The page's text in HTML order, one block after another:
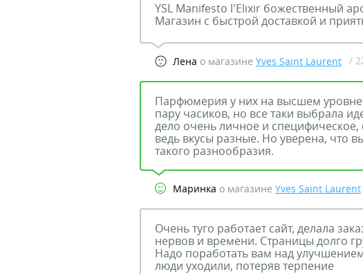
YSL Manifesto l'Elixir божественный
Магазин с быстрой доставкой и
Лена о магазине Yves Saint Laurent /
Парфюмерия у них на высшем
пару часиков, но все таки выбрала
дело очень личное и
ведь вкусы разные. Но уверена, что
такого разнообразия.
Маринка о магазине Yves Saint Laurent
Очень туго работает сайт, делала
нервов и времени. Страницы долго
Надо поработать вам над
люди уходили, потеряв терпение